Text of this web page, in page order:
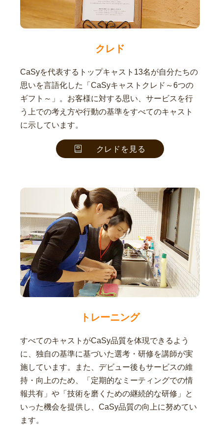
クレド
CaSyを代表するトップキャスト13名が自分たちの
思いを言語化した「CaSyキャストクレド～6つの
ギフト～」。お客様に対する思い、サービスを行
う上での考え方や行動の基準をすべてのキャスト
に示しています。
クレドを見る
トレーニング
すべてのキャストがCaSy品質を体現できるよう
に、独自の基準に基づいた選考・研修を講師が実
施しています。また、デビュー後もサービスの維
持・向上のため、「定期的なミーティングでの情
報共有」や「技術を磨くための継続的な研修」と
いった機会を提供し、CaSy品質の向上に努めてい
ます。